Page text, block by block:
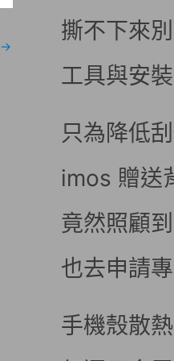
→
撕不下來
工具與安
只為降低
imos 贈送
竟然照顧
也去申請
手機殼散